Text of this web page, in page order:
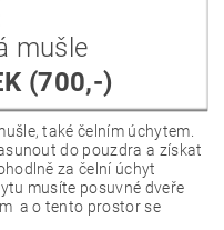
mušle
(700,-)
také čelním úchytem.
do pouzdra a získat
za čelní úchyt
musíte posuvné dveře
a o tento prostor se